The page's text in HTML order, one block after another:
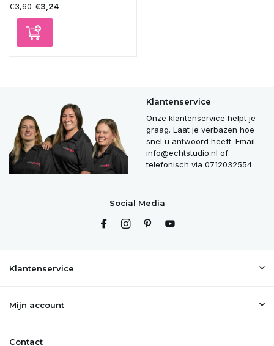
€3,60 €3,24
Klantenservice
Onze klantenservice helpt je
graag. Laat je verbazen hoe
snel u antwoord heeft. Email:
info@echtstudio.nl of
telefonisch via 0712032554
Social Media
Klantenservice
Mijn account
Contact